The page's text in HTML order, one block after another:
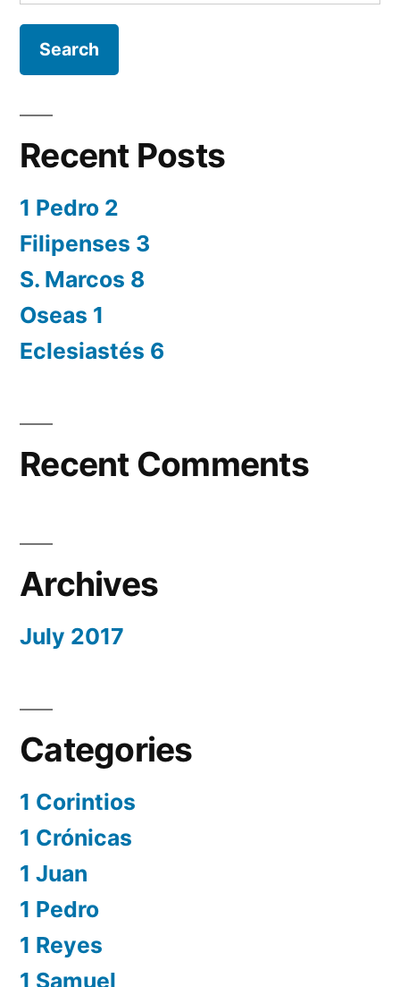
Recent Posts
1 Pedro 2
Filipenses 3
S. Marcos 8
Oseas 1
Eclesiastés 6
Recent Comments
Archives
July 2017
Categories
1 Corintios
1 Crónicas
1 Juan
1 Pedro
1 Reyes
1 Samuel